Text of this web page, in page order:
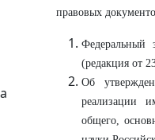
правовых
Федеральный
(редакция от
Об
реализации
общего,